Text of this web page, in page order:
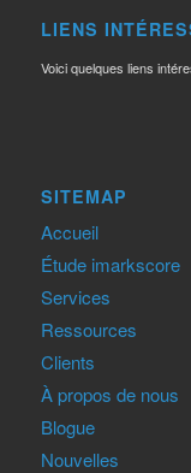
LIENS
Voici quelques liens
SITEMAP
Accueil
Étude imarkscore
Services
Ressources
Clients
À propos de nous
Blogue
Nouvelles